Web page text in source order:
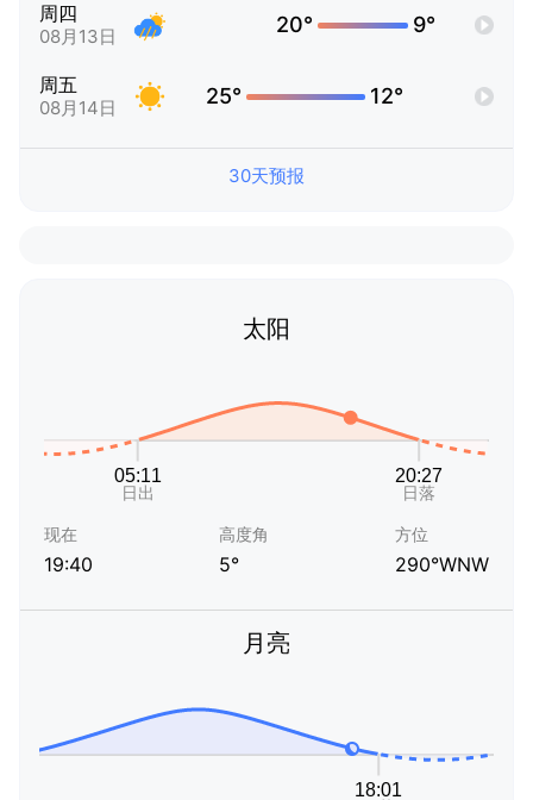
周四
08月13日 20° 9°
周五
08月14日 25° 12°
30天预报
太阳
现在
19:40
高度角
5°
方位
290°WNW
月亮